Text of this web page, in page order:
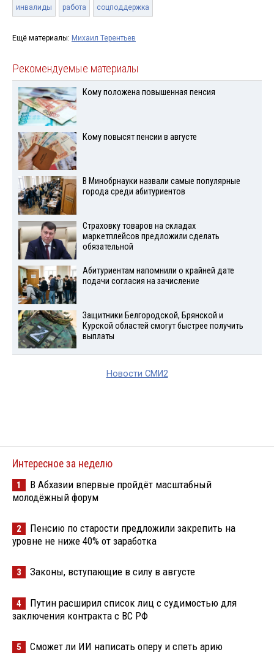
инвалиды работа соцподдержка
Ещё материалы: Михаил Терентьев
Рекомендуемые материалы
Кому положена повышенная пенсия
Кому повысят пенсии в августе
В Минобрнауки назвали самые популярные
города среди абитуриентов
Страховку товаров на складах
маркетплейсов предложили сделать
обязательной
Абитуриентам напомнили о крайней дате
подачи согласия на зачисление
Защитники Белгородской, Брянской и
Курской областей смогут быстрее получить
выплаты
Новости СМИ2
Интересное за неделю
1
В Абхазии впервые пройдёт масштабный
молодёжный форум
2
Пенсию по старости предложили закрепить на
уровне не ниже 40% от заработка
3 Законы, вступающие в силу в августе
4
Путин расширил список лиц с судимостью для
заключения контракта с ВС РФ
5 Сможет ли ИИ написать оперу и спеть арию